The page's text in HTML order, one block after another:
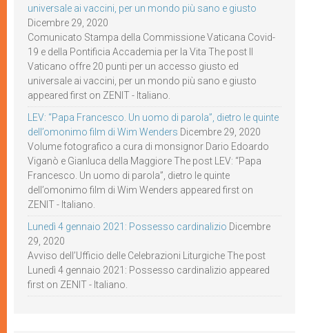
universale ai vaccini, per un mondo più sano e giusto
Dicembre 29, 2020
Comunicato Stampa della Commissione Vaticana Covid-
19 e della Pontificia Accademia per la Vita The post Il
Vaticano offre 20 punti per un accesso giusto ed
universale ai vaccini, per un mondo più sano e giusto
appeared first on ZENIT - Italiano.
LEV: “Papa Francesco. Un uomo di parola”, dietro le quinte
dell’omonimo film di Wim Wenders Dicembre 29, 2020
Volume fotografico a cura di monsignor Dario Edoardo
Viganò e Gianluca della Maggiore The post LEV: “Papa
Francesco. Un uomo di parola”, dietro le quinte
dell’omonimo film di Wim Wenders appeared first on
ZENIT - Italiano.
Lunedì 4 gennaio 2021: Possesso cardinalizio Dicembre
29, 2020
Avviso dell’Ufficio delle Celebrazioni Liturgiche The post
Lunedì 4 gennaio 2021: Possesso cardinalizio appeared
first on ZENIT - Italiano.